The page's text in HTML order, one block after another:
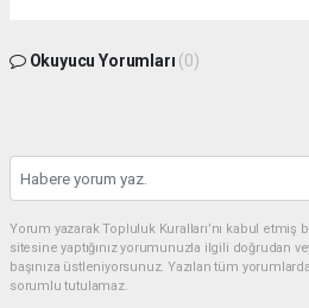
Okuyucu Yorumları (0)
Yorum yazarak Topluluk Kuralları’nı kabul
sitesine yaptığınız yorumunuzla ilgili doğrudan
başınıza üstleniyorsunuz. Yazılan tüm
sorumlu tutulamaz.